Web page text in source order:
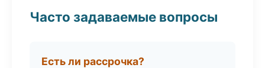
Часто задаваемые вопросы
Есть ли рассрочка?